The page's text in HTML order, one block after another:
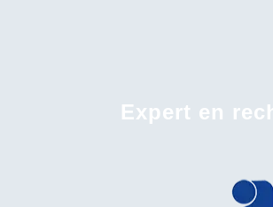
Expert en